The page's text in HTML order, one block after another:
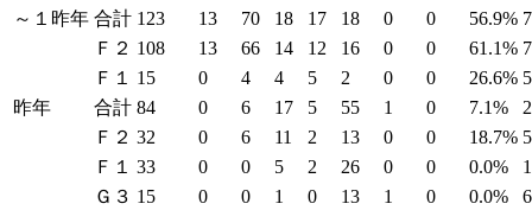
～１昨年 合計 123 13 70 18 17 18 0 0 56.9%
Ｆ２ 108 13 66 14 12 16 0 0 61.1%
Ｆ１
15 0 4 4 5 2 0 0 26.6%
昨年
合計 84 0 6 17 5 55 1 0 7.1%
Ｆ２ 32 0 6 11 2 13 0 0 18.7%
Ｆ１
33 0 0 5 2 26 0 0 0.0%
Ｇ３ 15 0 0 1 0 13 1 0 0.0%